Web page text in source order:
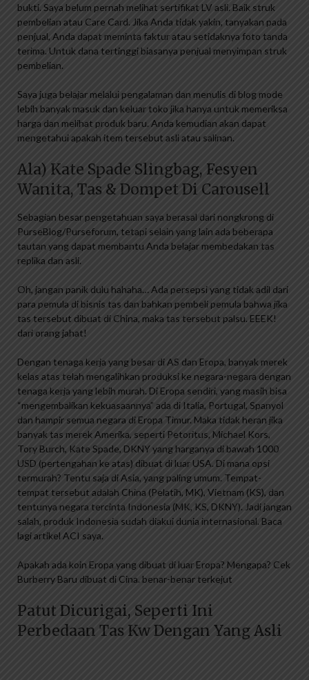
bukti. Saya belum pernah melihat sertifikat LV asli. Baik struk
pembelian atau Care Card. Jika Anda tidak yakin, tanyakan pada
penjual, Anda dapat meminta faktur atau setidaknya foto tanda
terima. Untuk dana tertinggi biasanya penjual menyimpan struk
pembelian.
Saya juga belajar melalui pengalaman dan menulis di blog mode
lebih banyak masuk dan keluar toko jika hanya untuk memeriksa
harga dan melihat produk baru. Anda kemudian akan dapat
mengetahui apakah item tersebut asli atau salinan.
Ala) Kate Spade Slingbag, Fesyen
Wanita, Tas & Dompet Di Carousell
Sebagian besar pengetahuan saya berasal dari nongkrong di
PurseBlog/Purseforum, tetapi selain yang lain ada beberapa
tautan yang dapat membantu Anda belajar membedakan tas
replika dan asli.
Oh, jangan panik dulu hahaha… Ada persepsi yang tidak adil dari
para pemula di bisnis tas dan bahkan pembeli pemula bahwa jika
tas tersebut dibuat di China, maka tas tersebut palsu. EEEK!
dari orang jahat!
Dengan tenaga kerja yang besar di AS dan Eropa, banyak merek
kelas atas telah mengalihkan produksi ke negara-negara dengan
tenaga kerja yang lebih murah. Di Eropa sendiri, yang masih bisa
“mengembalikan kekuasaannya” ada di Italia, Portugal, Spanyol
dan hampir semua negara di Eropa Timur. Maka tidak heran jika
banyak tas merek Amerika, seperti Petoritus, Michael Kors,
Tory Burch, Kate Spade, DKNY yang harganya di bawah 1000
USD (pertengahan ke atas) dibuat di luar USA. Di mana opsi
termurah? Tentu saja di Asia, yang paling umum. Tempat-
tempat tersebut adalah China (Pelatih, MK), Vietnam (KS), dan
tentunya negara tercinta Indonesia (MK, KS, DKNY). Jadi jangan
salah, produk Indonesia sudah diakui dunia internasional. Baca
lagi artikel ACI saya.
Apakah ada koin Eropa yang dibuat di luar Eropa? Mengapa? Cek
Burberry Baru dibuat di Cina. benar-benar terkejut
Patut Dicurigai, Seperti Ini
Perbedaan Tas Kw Dengan Yang Asli